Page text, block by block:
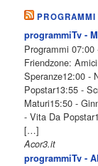
programmiTv -
Programmi
Friendzone:
Speranze12:00 -
Popstar13:55 -
Maturi15:50 -
- Vita Da
[…]
Acor3.it
programmiTv -